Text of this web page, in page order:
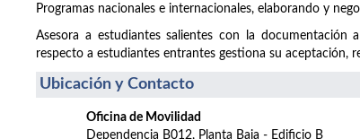
Programas nacionales e internacionales, elaborando y
Asesora a estudiantes salientes con la
respecto a estudiantes entrantes gestiona su aceptación,
Ubicación y Contacto
Oficina de Movilidad
Dependencia B012, Planta Baja - Edificio B